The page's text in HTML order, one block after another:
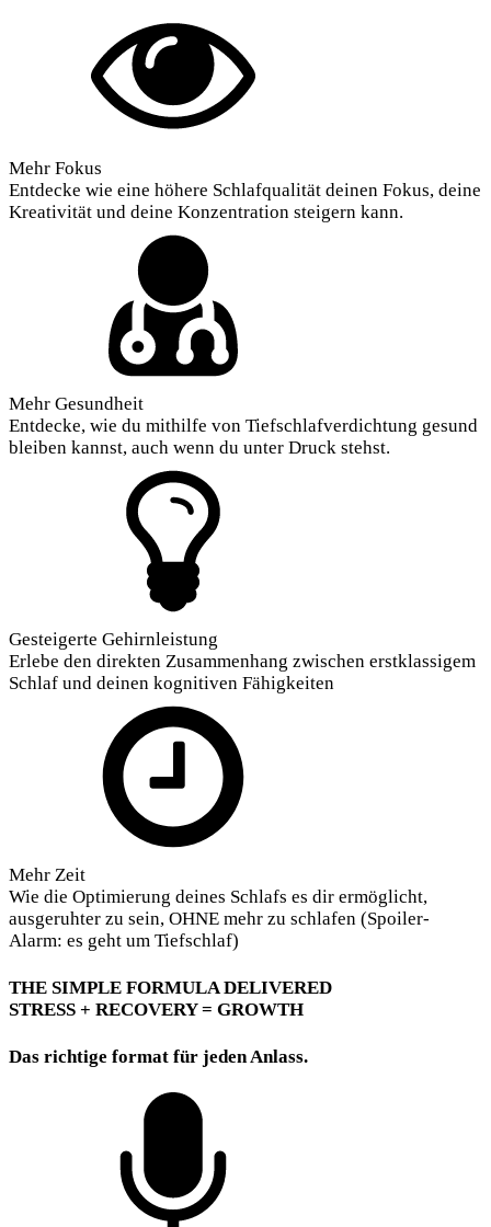
Mehr Fokus
Entdecke wie eine höhere Schlafqualität deinen Fokus, deine
Kreativität und deine Konzentration steigern kann.
Mehr Gesundheit
Entdecke, wie du mithilfe von Tiefschlafverdichtung gesund
bleiben kannst, auch wenn du unter Druck stehst.
Gesteigerte Gehirnleistung
Erlebe den direkten Zusammenhang zwischen erstklassigem
Schlaf und deinen kognitiven Fähigkeiten
Mehr Zeit
Wie die Optimierung deines Schlafs es dir ermöglicht,
ausgeruhter zu sein, OHNE mehr zu schlafen (Spoiler-
Alarm: es geht um Tiefschlaf)
THE SIMPLE FORMULA DELIVERED
STRESS + RECOVERY = GROWTH
Das richtige format für jeden Anlass.